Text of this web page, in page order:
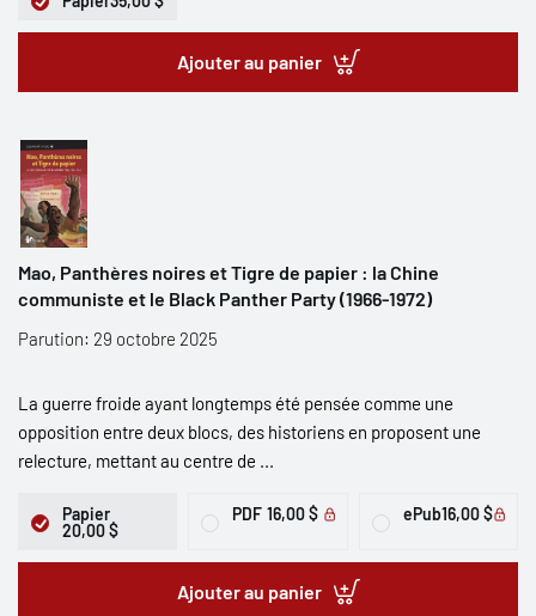
Ajouter au panier
Mao, Panthères noires et Tigre de papier : la Chine
communiste et le Black Panther Party (1966-1972)
Parution: 29 octobre 2025
La guerre froide ayant longtemps été pensée comme une
opposition entre deux blocs, des historiens en proposent une
relecture, mettant au centre de ...
Papier
20,00 $
PDF 16,00 $ ePub16,00 $
Ajouter au panier